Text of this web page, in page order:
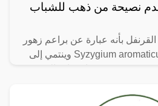
نصيحة من ذهب للشباب
بأنه عبارة عن براعم زهور
مجففة من شجرة “Syzygium aromaticum وينتمي إلى